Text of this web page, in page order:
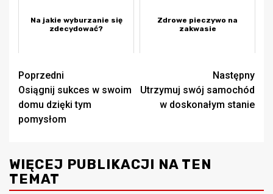
Na jakie wyburzanie się
zdecydować?
Zdrowe pieczywo na
zakwasie
Zobacz
wpisy
Poprzedni
Osiągnij sukces w swoim
domu dzięki tym
pomysłom
Następny
Utrzymuj swój samochód
w doskonałym stanie
WIĘCEJ PUBLIKACJI NA TEN
TEMAT